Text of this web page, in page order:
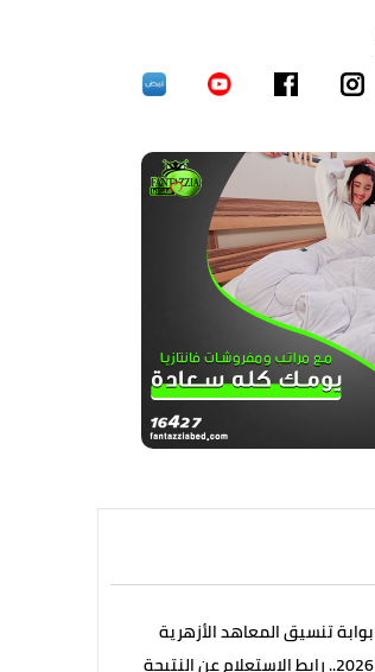
بوابة تنسيق المعاهد الأزهرية
2026.. رابط الاستعلام عن النتيجة